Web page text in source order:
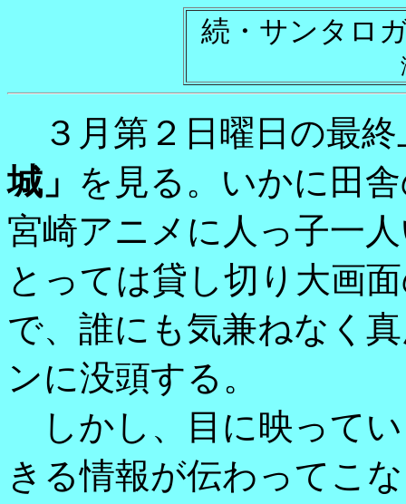
続・サンタロ
３月第２日曜日の最終
城」 を見る。いかに田
宮崎アニメに人っ子一
とっては貸し切り大画
で、誰にも気兼ねなく
ンに没頭する。
しかし、目に映って
きる情報が伝わってこ